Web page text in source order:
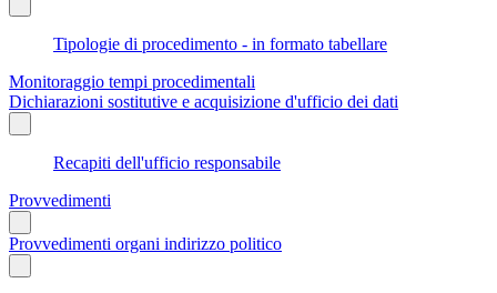
Tipologie di procedimento - in formato tabellare
Monitoraggio tempi procedimentali
Dichiarazioni sostitutive e acquisizione d'ufficio dei dati
Recapiti dell'ufficio responsabile
Provvedimenti
Provvedimenti organi indirizzo politico